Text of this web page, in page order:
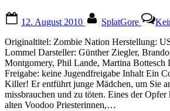
on
12. August 2010 SplatGore
Originaltitel: Zombie Nation Herstellung:
Lommel Darsteller: Günther Ziegler,
Montgomery, Phil Lande, Martina Bottesch
Freigabe: keine Jugendfreigabe Inhalt Ein
Killer! Er entführt junge Mädchen, um Sie
missbrauchen und zu töten. Eines der
alten Voodoo Priesterinnen,…